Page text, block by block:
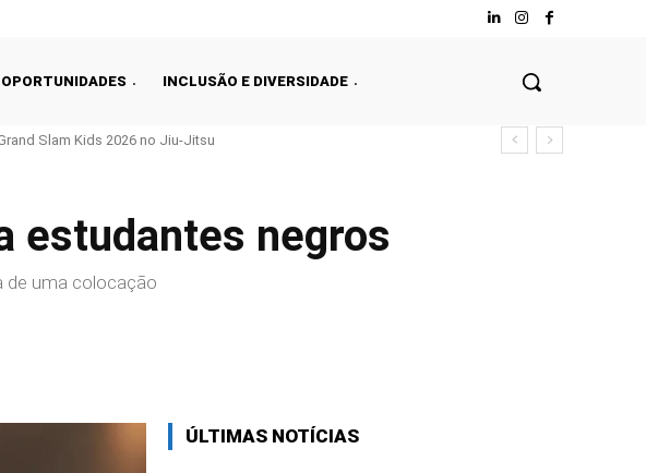
OPORTUNIDADES INCLUSÃO E DIVERSIDADE
Slam Kids 2026 no Jiu-Jitsu
estudantes negros
de uma colocação
ÚLTIMAS NOTÍCIAS